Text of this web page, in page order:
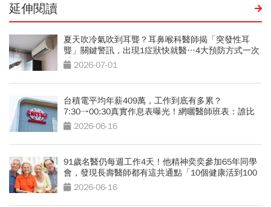
延伸閱讀
夏天吹冷氣吹到耳聾？耳鼻喉科醫師揭「突發性耳
聾」關鍵警訊，出現1症狀快就醫…4大預防方式一次
看 2026-07-01
台積電平均年薪409萬，工作到底有多累？
7:30→00:30真實作息表曝光！網曬醫師班表：誰比
較操？
2026-06-16
91歲名醫仍每週工作4天！他精神奕奕參加65年同學
會，發現長壽醫師都有這共通點「10個健康活到100
歲秘訣」
2026-06-16